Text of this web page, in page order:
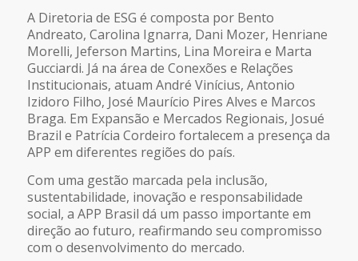
A Diretoria de ESG é composta por Bento
Andreato, Carolina Ignarra, Dani Mozer, Henriane
Morelli, Jeferson Martins, Lina Moreira e Marta
Gucciardi. Já na área de Conexões e Relações
Institucionais, atuam André Vinícius, Antonio
Izidoro Filho, José Maurício Pires Alves e Marcos
Braga. Em Expansão e Mercados Regionais, Josué
Brazil e Patrícia Cordeiro fortalecem a presença da
APP em diferentes regiões do país.
Com uma gestão marcada pela inclusão,
sustentabilidade, inovação e responsabilidade
social, a APP Brasil dá um passo importante em
direção ao futuro, reafirmando seu compromisso
com o desenvolvimento do mercado.